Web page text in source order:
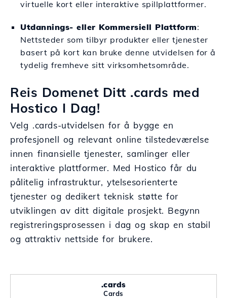
virtuelle kort eller interaktive spillplattformer.
Utdannings- eller Kommersiell Plattform:
Nettsteder som tilbyr produkter eller tjenester
basert på kort kan bruke denne utvidelsen for å
tydelig fremheve sitt virksomhetsområde.
Reis Domenet Ditt .cards med
Hostico I Dag!
Velg .cards-utvidelsen for å bygge en
profesjonell og relevant online tilstedeværelse
innen finansielle tjenester, samlinger eller
interaktive plattformer. Med Hostico får du
pålitelig infrastruktur, ytelsesorienterte
tjenester og dedikert teknisk støtte for
utviklingen av ditt digitale prosjekt. Begynn
registreringsprosessen i dag og skap en stabil
og attraktiv nettside for brukere.
.cards
Cards